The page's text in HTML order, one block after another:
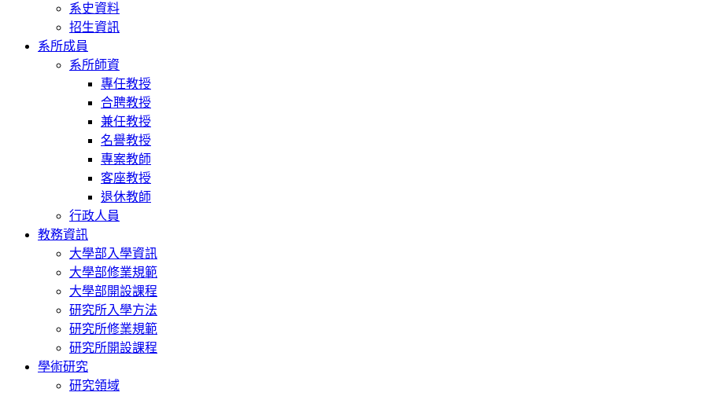
系史資料
招生資訊
系所成員
系所師資
專任教授
合聘教授
兼任教授
名譽教授
專案教師
客座教授
退休教師
行政人員
教務資訊
大學部入學資訊
大學部修業規範
大學部開設課程
研究所入學方法
研究所修業規範
研究所開設課程
學術研究
研究領域